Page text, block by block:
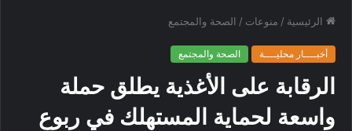
الرئيسية / منوعات / الصحة والمجتمع
أخبــــار محليــــة الصحة والمجتمع
الرقابة على الأغذية يطلق حملة
واسعة لحماية المستهلك في ربوع